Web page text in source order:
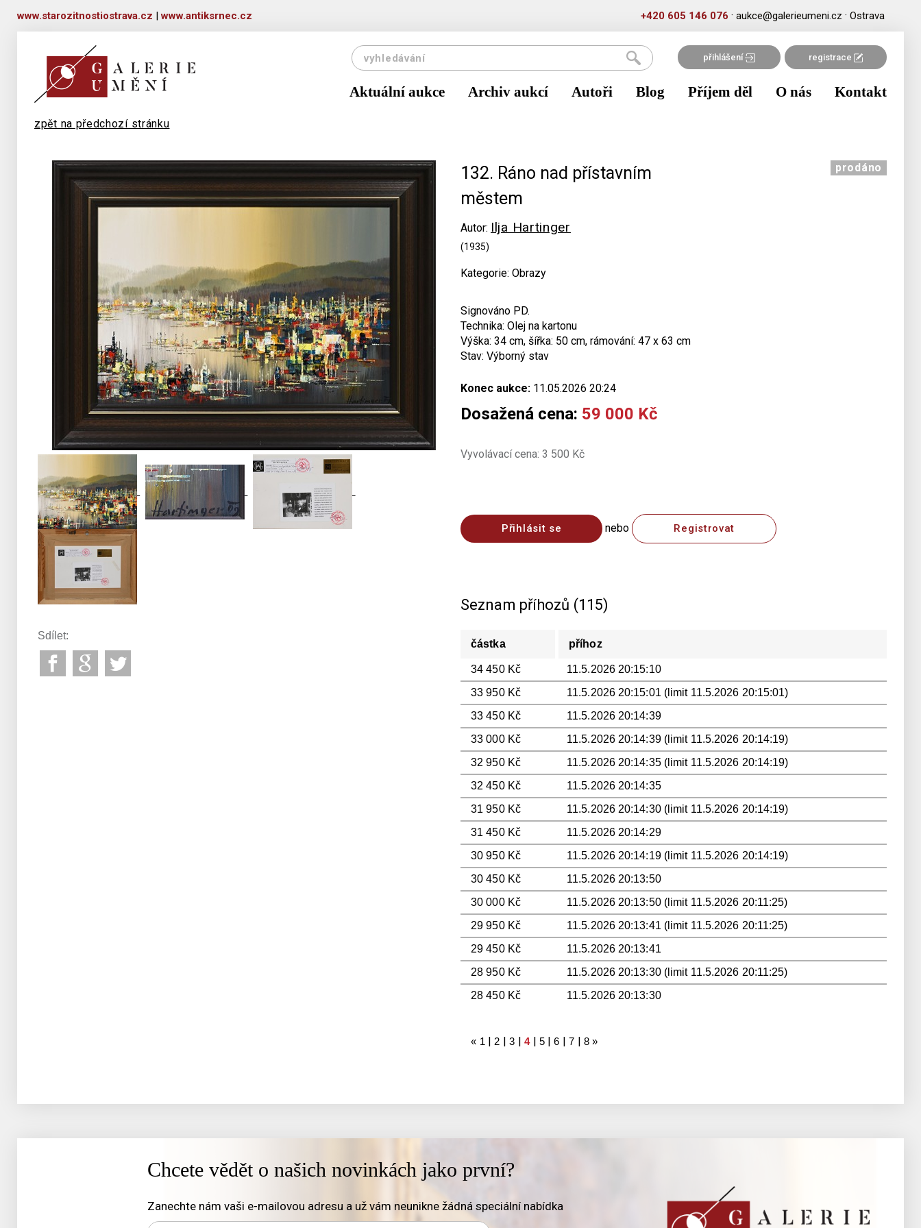
www.starozitnostiostrava.cz |www.antiksrnec.cz +420 605 146 076 · aukce@galerieumeni.cz · Ostrava
přihlášení registrace
Aktuální aukce Archiv aukcí Autoři Blog Příjem děl O nás Kontakt
zpět na předchozí stránku
132. Ráno nad přístavním
městem
Autor: Ilja Hartinger
(1935)
Kategorie: Obrazy
prodáno
Signováno PD.
Technika: Olej na kartonu
Výška: 34 cm, šířka: 50 cm, rámování: 47 x 63 cm
Stav: Výborný stav
Konec aukce: 11.05.2026 20:24
Dosažená cena: 59 000 Kč
Vyvolávací cena: 3 500 Kč
Přihlásit se nebo Registrovat
Seznam příhozů (115)
částka příhoz
34 450 Kč
11.5.2026 20:15:10
33 950 Kč
11.5.2026 20:15:01 (limit 11.5.2026 20:15:01)
33 450 Kč
11.5.2026 20:14:39
33 000 Kč
11.5.2026 20:14:39 (limit 11.5.2026 20:14:19)
32 950 Kč
11.5.2026 20:14:35 (limit 11.5.2026 20:14:19)
32 450 Kč
11.5.2026 20:14:35
31 950 Kč
11.5.2026 20:14:30 (limit 11.5.2026 20:14:19)
31 450 Kč
11.5.2026 20:14:29
30 950 Kč
11.5.2026 20:14:19 (limit 11.5.2026 20:14:19)
30 450 Kč
11.5.2026 20:13:50
30 000 Kč
11.5.2026 20:13:50 (limit 11.5.2026 20:11:25)
29 950 Kč
11.5.2026 20:13:41 (limit 11.5.2026 20:11:25)
29 450 Kč
11.5.2026 20:13:41
28 950 Kč
11.5.2026 20:13:30 (limit 11.5.2026 20:11:25)
28 450 Kč
11.5.2026 20:13:30
« 1 |2 |3 | 4| 5 |6 | 7 | 8 »
Sdílet:
Chcete vědět o našich novinkách jako první?
Zanechte nám vaši e-mailovou adresu a už vám neunikne žádná speciální nabídka